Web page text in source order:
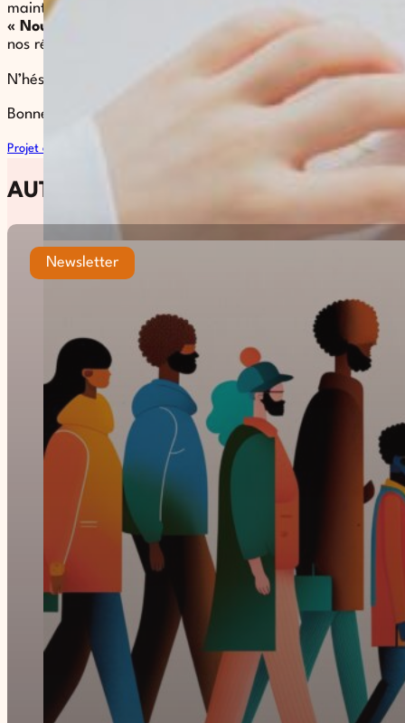
maintenant. Il est également disponible dans la rubrique
« Nous connaître »
de notre site internet ainsi que sur
nos réseaux sociaux.
N’hésitez pas à le partager et à adhérer !
Bonne lecture,
Projet associatif 2026-2030
AUTRES ARTICLES
Tous les articles
Newsletter